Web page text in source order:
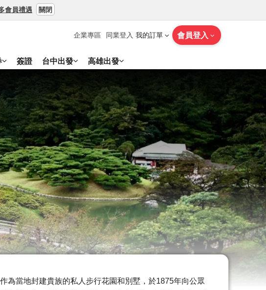
會員禮遇 關閉
企業專區 同業登入 我的訂單 會員登入
簽證 台中出發 高雄出發
為當地封建貴族的私人步行花園和別墅，於1875年向公眾